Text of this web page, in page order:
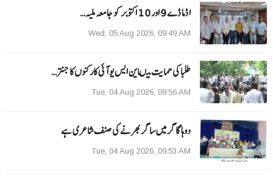
ا ڈما ڈے 9 اور 10 اکتوبر کو جامعہ ملیہ…
Wed, 05 Aug 2026, 09:49 AM
طلبا کی حمایت میںاین ایس یو آئی کارکنوں کا جنتر…
Tue, 04 Aug 2026, 09:56 AM
دوہا گاگر میں ساگر بھرنے کی صنف شاعری ہے
Tue, 04 Aug 2026, 09:53 AM